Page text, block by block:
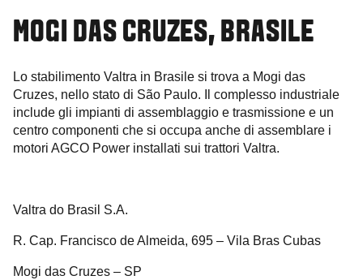
MOGI DAS CRUZES, BRASILE
Lo stabilimento Valtra in Brasile si trova a Mogi das
Cruzes, nello stato di São Paulo. Il complesso industriale
include gli impianti di assemblaggio e trasmissione e un
centro componenti che si occupa anche di assemblare i
motori AGCO Power installati sui trattori Valtra.
Valtra do Brasil S.A.
R. Cap. Francisco de Almeida, 695 – Vila Bras Cubas
Mogi das Cruzes – SP